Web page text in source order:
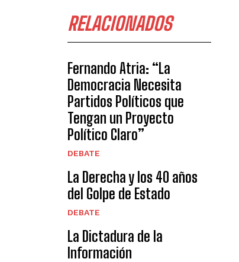
RELACIONADOS
Fernando Atria: “La
Democracia Necesita
Partidos Políticos que
Tengan un Proyecto
Político Claro”
DEBATE
La Derecha y los 40 años
del Golpe de Estado
DEBATE
La Dictadura de la
Información